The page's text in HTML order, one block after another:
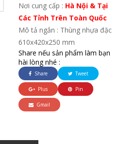
Nơi cung cấp : Hà Nội & Tại
Các Tỉnh Trên Toàn Quốc
Mô tả ngắn : Thùng nhựa đặc
610x420x250 mm
Share nếu sản phẩm làm bạn
hài lòng nhé :
Share Tweet
Plus Pin
Gmail